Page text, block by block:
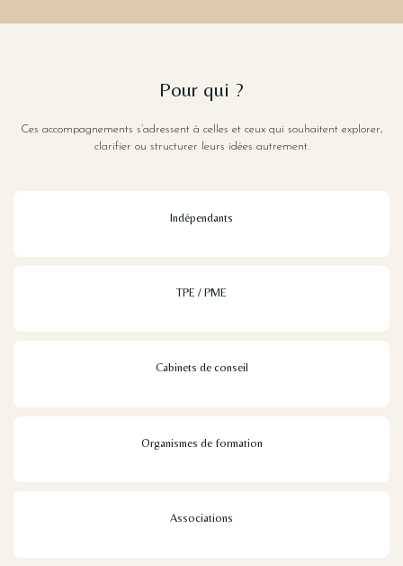
Pour qui ?
Ces accompagnements s’adressent à celles et ceux qui souhaitent explorer,
clarifier ou structurer leurs idées autrement.
Indépendants
TPE / PME
Cabinets de conseil
Organismes de formation
Associations